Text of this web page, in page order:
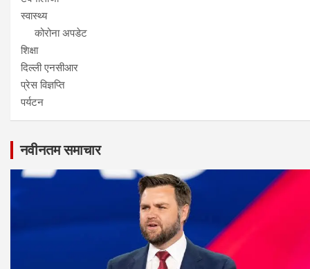
स्वास्थ्य
कोरोना अपडेट
शिक्षा
दिल्ली एनसीआर
प्रेस विज्ञप्ति
पर्यटन
नवीनतम समाचार